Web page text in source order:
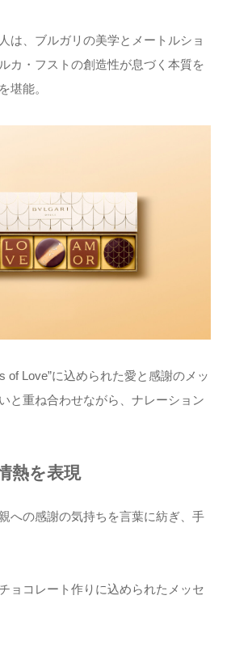
は、ブルガリの美学とメートルショ
カ・フストの創造性が息づく本質を
堪能。
of Love”に込められた愛と感謝のメッ
と重ね合わせながら、ナレーション
熱を表現
への感謝の気持ちを言葉に紡ぎ、手
ョコレート作りに込められたメッセ